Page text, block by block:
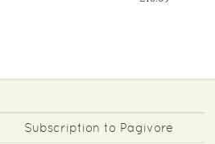
Subscription to Pagivore